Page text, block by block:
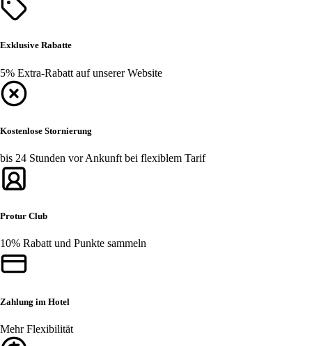
Exklusive Rabatte
5% Extra-Rabatt auf unserer Website
Kostenlose Stornierung
bis 24 Stunden vor Ankunft bei flexiblem Tarif
Protur Club
10% Rabatt und Punkte sammeln
Zahlung im Hotel
Mehr Flexibilität